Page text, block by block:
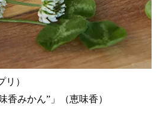
リ）
みかん”」（恵味香）